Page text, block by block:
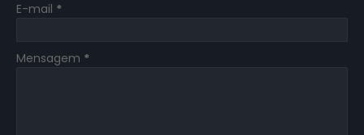
E-mail *
Mensagem *